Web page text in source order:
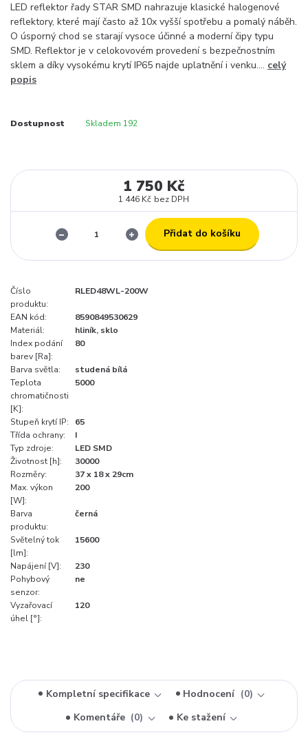
LED reflektor řady STAR SMD nahrazuje klasické halogenové
reflektory, které mají často až 10x vyšší spotřebu a pomalý náběh.
O úsporný chod se starají vysoce účinné a moderní čipy typu
SMD. Reflektor je v celokovovém provedení s bezpečnostním
sklem a díky vysokému krytí IP65 najde uplatnění i venku.... celý
popis
Dostupnost Skladem 192
1 750 Kč
1 446 Kč bez DPH
Přidat do košíku
Číslo
produktu:
RLED48WL-200W
EAN kód:
8590849530629
Materiál:
hliník, sklo
Index podání
barev [Ra]:
80
Barva světla:
studená bílá
Teplota
chromatičnosti
[K]:
5000
Stupeň krytí IP:
65
Třída ochrany:
I
Typ zdroje:
LED SMD
Životnost [h]:
30000
Rozměry:
37 x 18 x 29cm
Max. výkon
[W]:
200
Barva
produktu:
černá
Světelný tok
[lm]:
15600
Napájení [V]:
230
Pohybový
senzor:
ne
Vyzařovací
úhel [°]:
120
Kompletní specifikace Hodnocení
0
Komentáře
0 Ke stažení